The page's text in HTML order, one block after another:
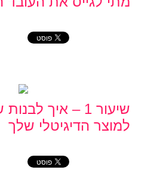
שיעור 1 – איך
למוצר הדיגיטלי שלך